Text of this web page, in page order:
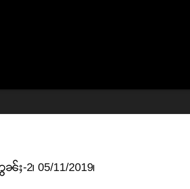
-2၊ 05/11/2019၊